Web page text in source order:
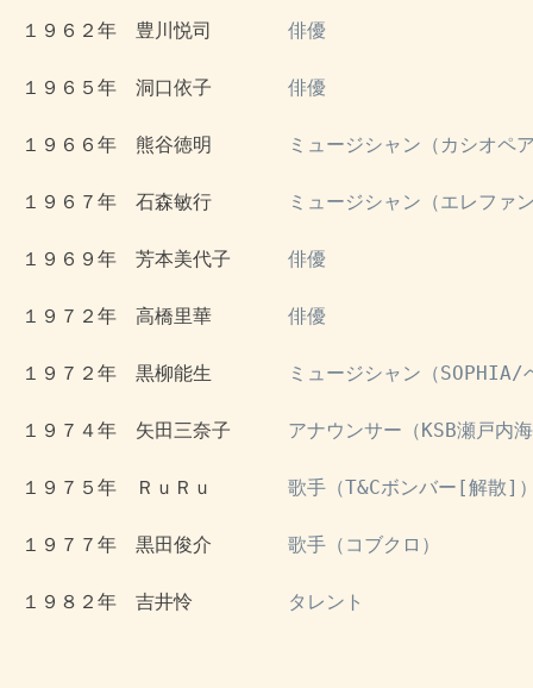
１９６２年　豊川悦司 俳優
１９６５年　洞口依子 俳優
１９６６年　熊谷徳明 ミュージシャン（カシオペ
１９６７年　石森敏行 ミュージシャン（エレファ
１９６９年　芳本美代子 俳優
１９７２年　高橋里華 俳優
１９７２年　黒柳能生 ミュージシャン（SOPHIA/
１９７４年　矢田三奈子 アナウンサー（KSB瀬戸内
１９７５年　ＲｕＲｕ 歌手（T&Cボンバー[解散]
１９７７年　黒田俊介 歌手（コブクロ）
１９８２年　吉井怜 タレント